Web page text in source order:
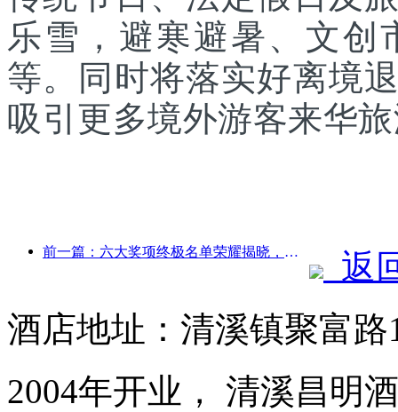
乐雪，避寒避暑、文创
等。同时将落实好离境
吸引更多境外游客来华
前一篇：六大奖项终极名单荣耀揭晓，百余酒店及企业斩获年度奖项！
返
酒店地址：清溪镇聚富路
2004年开业， 清溪昌